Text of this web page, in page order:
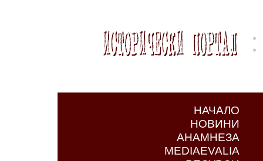
НАЧАЛО
НОВИНИ
АНАМНЕЗА
MEDIAEVALIA